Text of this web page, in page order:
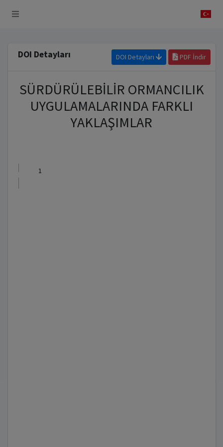
DOI Detayları DOI Detayları PDF İndir
SÜRDÜRÜLEBİLİR ORMANCILIK
UYGULAMALARINDA FARKLI
YAKLAŞIMLAR